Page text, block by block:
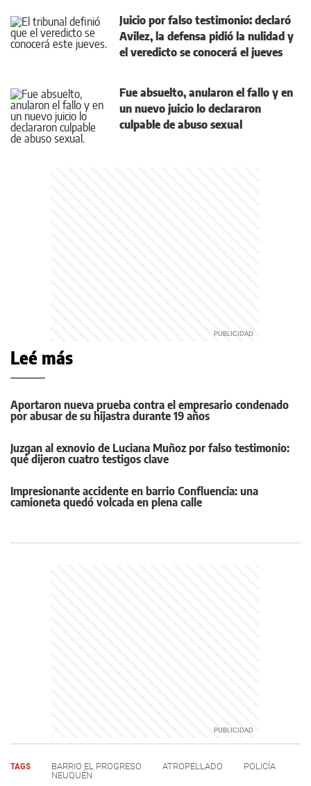
Juicio por falso testimonio: declaró
Avilez, la defensa pidió la nulidad y
el veredicto se conocerá el jueves
Fue absuelto, anularon el fallo y en
un nuevo juicio lo declararon
culpable de abuso sexual
Leé más
Aportaron nueva prueba contra el empresario condenado
por abusar de su hijastra durante 19 años
Juzgan al exnovio de Luciana Muñoz por falso testimonio:
qué dijeron cuatro testigos clave
Impresionante accidente en barrio Confluencia: una
camioneta quedó volcada en plena calle
TAGS BARRIO EL PROGRESO ATROPELLADO
POLICÍA
NEUQUÉN